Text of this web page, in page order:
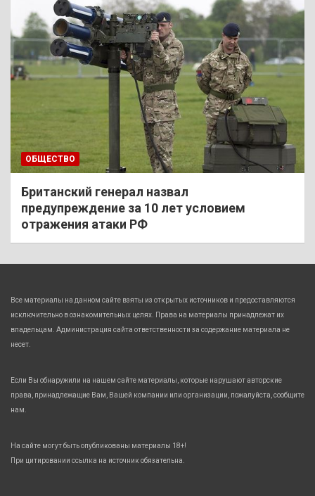
ОБЩЕСТВО
Британский генерал назвал
предупреждение за 10 лет условием
отражения атаки РФ
Все материалы на данном сайте взяты из открытых источников и предоставляются
исключительно в ознакомительных целях. Права на материалы принадлежат их
владельцам. Администрация сайта ответственности за содержание материала не
несет.
Если Вы обнаружили на нашем сайте материалы, которые нарушают авторские
права, принадлежащие Вам, Вашей компании или организации, пожалуйста, сообщите
нам.
На сайте могут быть опубликованы материалы 18+!
При цитировании ссылка на источник обязательна.